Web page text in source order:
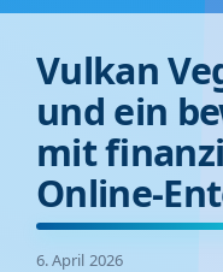
Vulkan
und ein
mit
Online-
6. April 2026